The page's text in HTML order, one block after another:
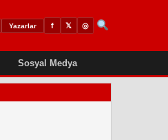
Yazarlar f 𝕏 ◎
Sosyal Medya